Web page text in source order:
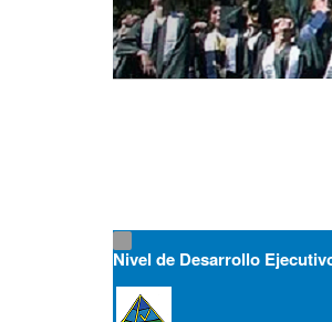
Nivel de Desarrollo